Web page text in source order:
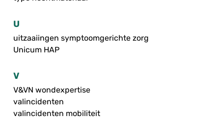
U
uitzaaiingen symptoomgerichte zorg
Unicum HAP
V
V&VN wondexpertise
valincidenten
valincidenten mobiliteit